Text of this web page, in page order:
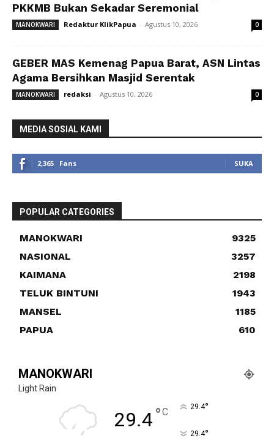
PKKMB Bukan Sekadar Seremonial
MANOKWARI Redaktur KlikPapua - Agustus 10, 2026 0
GEBER MAS Kemenag Papua Barat, ASN Lintas
Agama Bersihkan Masjid Serentak
MANOKWARI redaksi - Agustus 10, 2026 0
MEDIA SOSIAL KAMI
2,365 Fans SUKA
POPULAR CATEGORIES
MANOKWARI
9325
NASIONAL
3257
KAIMANA
2198
TELUK BINTUNI
1943
MANSEL
1185
PAPUA
610
MANOKWARI
Light Rain
29.4°C 29.4°
29.4°